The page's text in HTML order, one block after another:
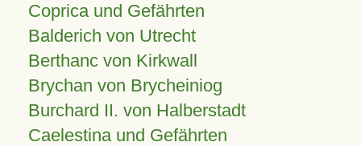
Coprica und Gefährten
Balderich von Utrecht
Berthanc von Kirkwall
Brychan von Brycheiniog
Burchard II. von Halberstadt
Caelestina und Gefährten